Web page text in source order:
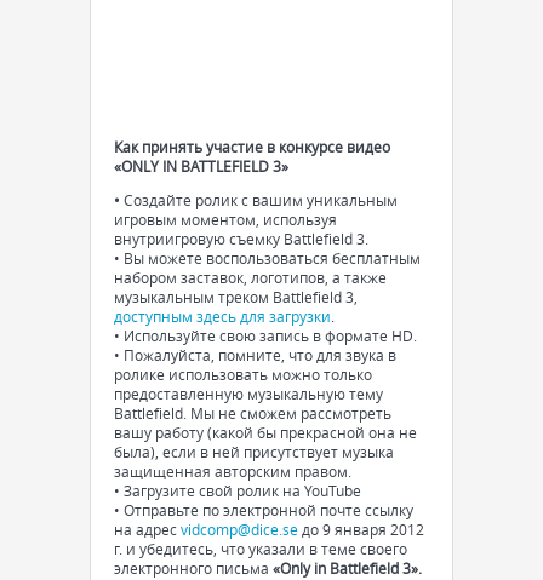
Как принять участие в конкурсе видео
«ONLY IN BATTLEFIELD 3»
• Создайте ролик с вашим уникальным
игровым моментом, используя
внутриигровую съемку Battlefield 3.
• Вы можете воспользоваться бесплатным
набором заставок, логотипов, а также
музыкальным треком Battlefield 3,
доступным здесь для загрузки.
• Используйте свою запись в формате HD.
• Пожалуйста, помните, что для звука в
ролике использовать можно только
предоставленную музыкальную тему
Battlefield. Мы не сможем рассмотреть
вашу работу (какой бы прекрасной она не
была), если в ней присутствует музыка
защищенная авторским правом.
• Загрузите свой ролик на YouTube
• Отправьте по электронной почте ссылку
на адресvidcomp@dice.seдо 9 января 2012
г. и убедитесь, что указали в теме своего
электронного письма «Only in Battlefield 3».